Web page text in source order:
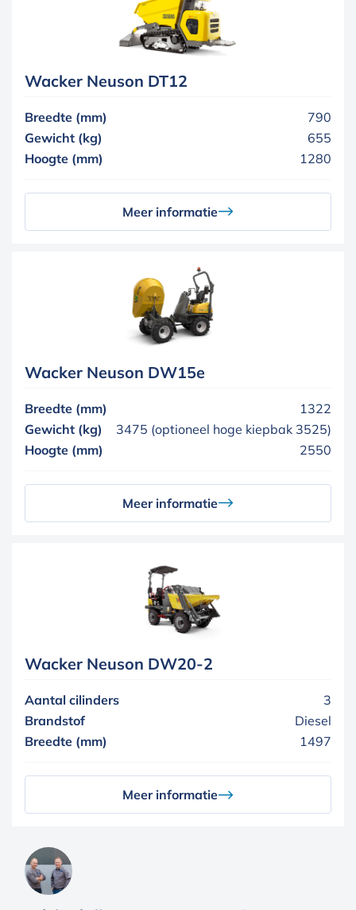
Wacker Neuson DT12
Breedte (mm)
790
Gewicht (kg)
655
Hoogte (mm)
1280
Meer informatie
Wacker Neuson DW15e
Breedte (mm)
1322
Gewicht (kg)
3475 (optioneel hoge kiepbak 3525)
Hoogte (mm)
2550
Meer informatie
Wacker Neuson DW20-2
Aantal cilinders
3
Brandstof
Diesel
Breedte (mm)
1497
Meer informatie